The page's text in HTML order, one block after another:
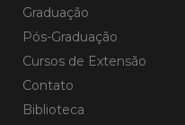
Graduação
Pós-Graduação
Cursos de Extensão
Contato
Biblioteca